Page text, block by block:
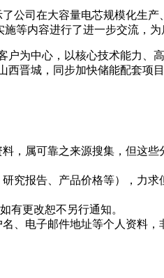
公司在大容量电芯规模化生
等内容进行了进一步交流，为
为中心，以核心技术能力、
晋城，同步加快储能配套项
，属可靠之来源搜集，但这
究报告、产品价格等），力
有更改恕不另行通知。
、电子邮件地址等个人资料